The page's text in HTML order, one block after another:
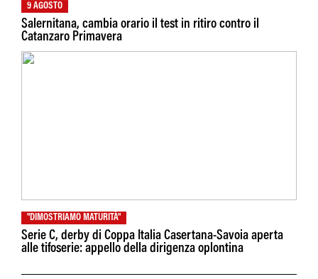
9 AGOSTO
Salernitana, cambia orario il test in ritiro contro il
Catanzaro Primavera
"DIMOSTRIAMO MATURITÀ"
Serie C, derby di Coppa Italia Casertana-Savoia aperta
alle tifoserie: appello della dirigenza oplontina